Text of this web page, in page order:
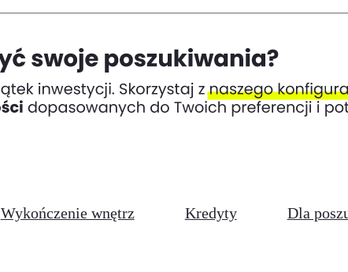
Wykończenie wnętrz Kredyty Dla